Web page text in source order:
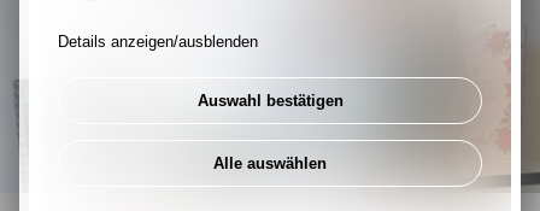
Details anzeigen/ausblenden
Auswahl bestätigen
Alle auswählen